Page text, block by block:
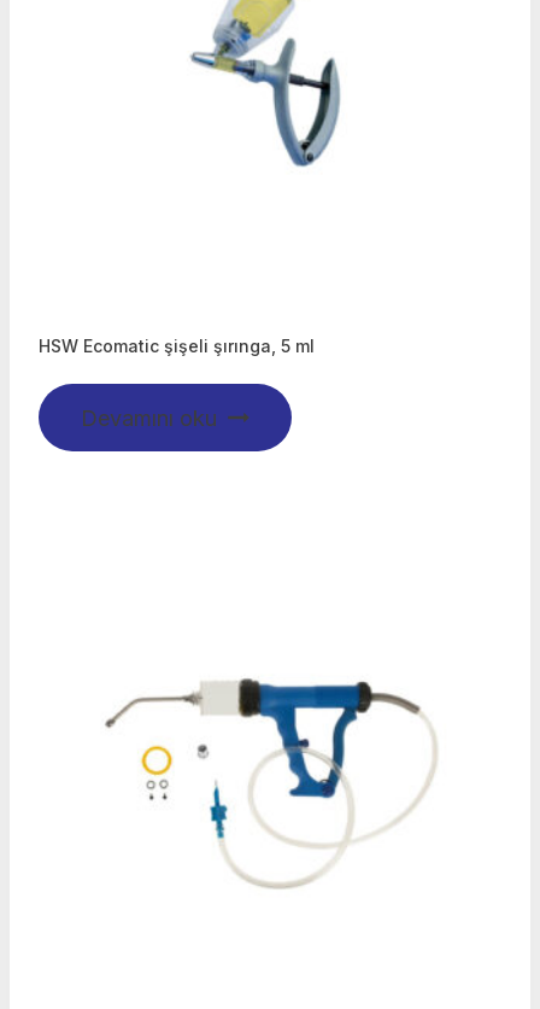
HSW Ecomatic şişeli şırınga, 5 ml
Devamını oku